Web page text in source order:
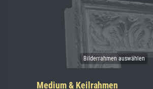
Medium & Keilrahmen